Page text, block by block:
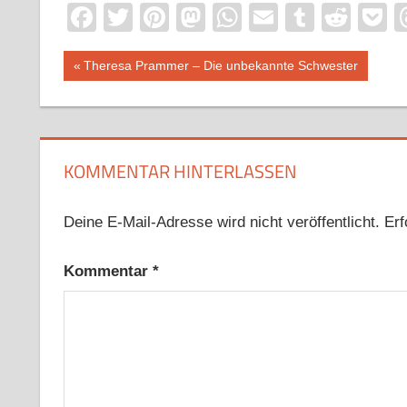
Facebook
TwitterPinterest
Mastodon
WhatsApp
EmailTumblr
Beitragsnavigation
Vorheriger
Theresa Prammer – Die unbekannte Schwester
KOMMENTAR HINTERLASSEN
Deine E-Mail-Adresse wird nicht veröffentlicht.
Kommentar *